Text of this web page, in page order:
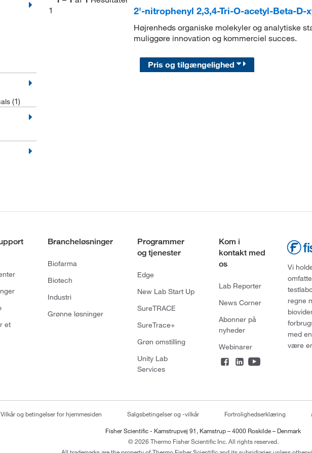
(1)
1
2'-nitrophenyl 2,3,4-Tri-O-acetyl-Beta-D-
Højrenheds organiske molekyler og analytiske
muliggøre innovation og kommerciel succes.
Pris og tilgængelighed
et
Brancheløsninger
Biofarma
Biotech
Industri
Grønne løsninger
Programmer
og tjenester
Edge
New Lab Start Up
SureTRACE
SureTrace+
Grøn omstilling
Unity Lab
Services
Kom i
kontakt med
os
Lab Reporter
News Corner
Abonner på
nyheder
Webinarer
Vi
regne
med
være
Vilkår og betingelser for hjemmesiden Salgsbetingelser og -vilkår Fortrolighedserklæring
Fisher Scientific - Kamstrupvej 91, Kamstrup – 4000 Roskilde – Denmark
© 2026 Thermo Fisher Scientific Inc. All rights reserved.